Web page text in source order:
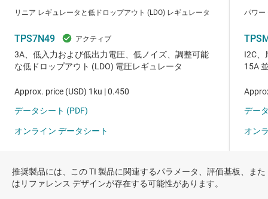
推奨製品には、この TI 製品に関連するパラメータ、評価基板、また
はリファレンス デザインが存在する可能性があります。